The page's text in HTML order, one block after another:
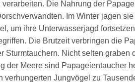
Die Nahrung der
Im Winter jagen
um ihre Unterwasserjagd
Die Brutzeit verbringen die
Nicht selten
der Meere sind Papageientaucher
Jungvögel zu